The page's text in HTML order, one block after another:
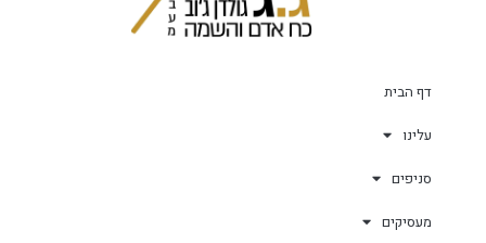
דף הבית
עלינו
סניפים
מעסיקים